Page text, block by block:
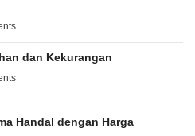
dan Kekurangan
Handal dengan Harga